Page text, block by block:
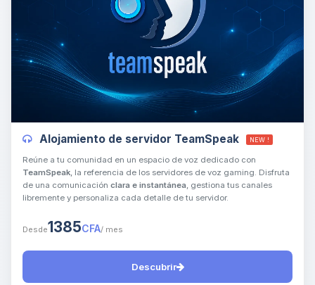
Alojamiento de servidor TeamSpeak NEW !
Reúne a tu comunidad en un espacio de voz dedicado con
TeamSpeak, la referencia de los servidores de voz gaming. Disfruta
de una comunicación clara e instantánea, gestiona tus canales
libremente y personaliza cada detalle de tu servidor.
Desde1385CFA/ mes
Descubrir
Yupi, por fin alguien con quien
hablar! Soy Choupy, tu pequeno
que necesitas y moveré mis
pequenos circuitos para ayudarte.